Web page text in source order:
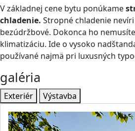
V základnej cene bytu ponúkame
chladenie. Stropné chladenie
bezúdržbové. Dokonca ho
klimatizáciu. Ide o vysoko
používané najmä pri luxusných
galéria
Exteriér Výstavba